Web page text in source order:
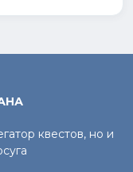
квестов, но и